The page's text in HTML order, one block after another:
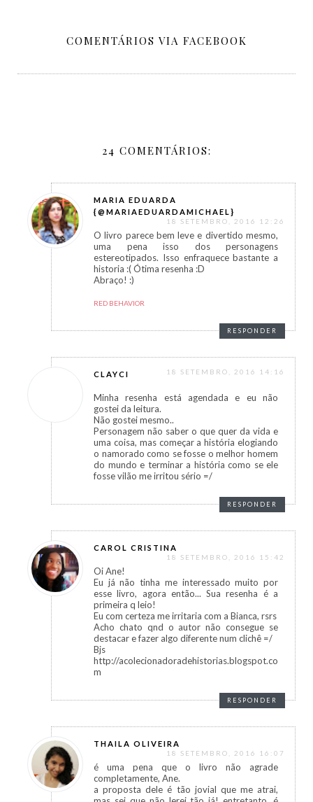
COMENTÁRIOS VIA FACEBOOK
24 COMENTÁRIOS:
MARIA EDUARDA
{@MARIAEDUARDAMICHAEL}
18 SETEMBRO, 2016 12:26
O livro parece bem leve e divertido mesmo,
uma pena isso dos personagens
estereotipados. Isso enfraquece bastante a
historia :( Ótima resenha :D
Abraço! :)
RED BEHAVIOR
RESPONDER
CLAYCI 18 SETEMBRO, 2016 14:16
Minha resenha está agendada e eu não
gostei da leitura.
Não gostei mesmo..
Personagem não saber o que quer da vida e
uma coisa, mas começar a história elogiando
o namorado como se fosse o melhor homem
do mundo e terminar a história como se ele
fosse vilão me irritou sério =/
RESPONDER
CAROL CRISTINA
18 SETEMBRO, 2016 15:42
Oi Ane!
Eu já não tinha me interessado muito por
esse livro, agora então... Sua resenha é a
primeira q leio!
Eu com certeza me irritaria com a Bianca, rsrs
Acho chato qnd o autor não consegue se
destacar e fazer algo diferente num clichê =/
Bjs
http://acolecionadoradehistorias.blogspot.co
m
RESPONDER
THAILA OLIVEIRA
18 SETEMBRO, 2016 16:07
é uma pena que o livro não agrade
completamente, Ane.
a proposta dele é tão jovial que me atrai,